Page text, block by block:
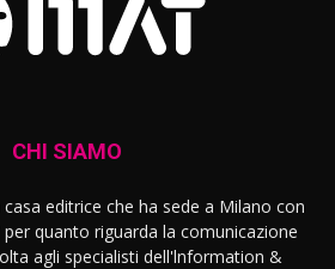
CHI SIAMO
editrice che ha sede a Milano con
quanto riguarda la comunicazione
agli specialisti dell'lnformation &